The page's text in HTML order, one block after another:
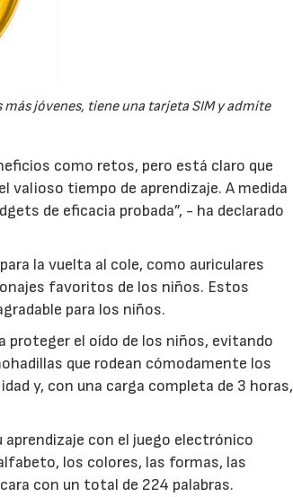
jóvenes, tiene una tarjeta SIM y admite
como retos, pero está claro que
tiempo de aprendizaje. A medida
de eficacia probada”, - ha declarado
la vuelta al cole, como auriculares
favoritos de los niños. Estos
para los niños.
proteger el oído de los niños, evitando
que rodean cómodamente los
y, con una carga completa de 3 horas,
con el juego electrónico
los colores, las formas, las
con un total de 224 palabras.